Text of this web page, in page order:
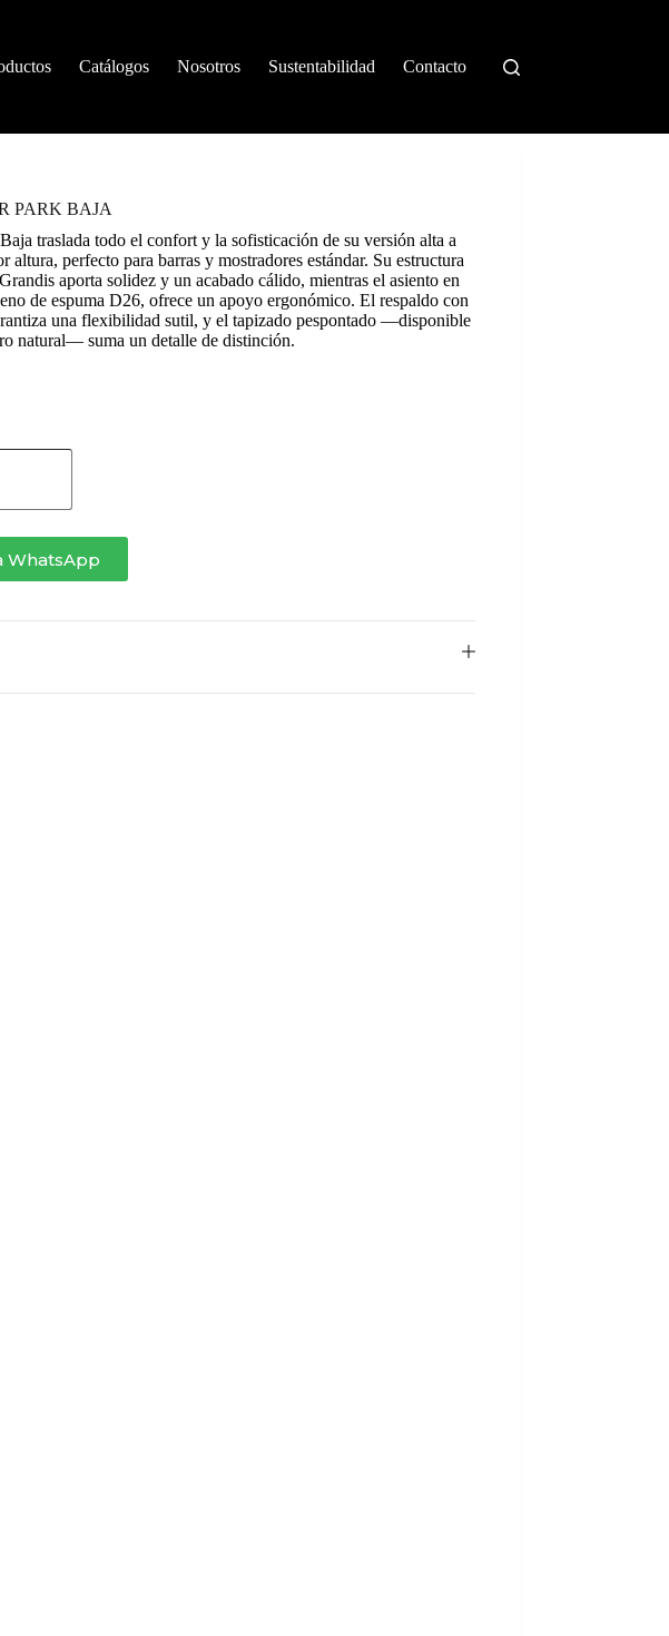
Catálogos Nosotros Sustentabilidad Contacto
PARK BAJA
traslada todo el confort y la sofisticación de su versión alta a
altura, perfecto para barras y mostradores estándar. Su estructura
aporta solidez y un acabado cálido, mientras el asiento en
de espuma D26, ofrece un apoyo ergonómico. El respaldo con
una flexibilidad sutil, y el tapizado pespontado —disponible
natural— suma un detalle de distinción.
WhatsApp